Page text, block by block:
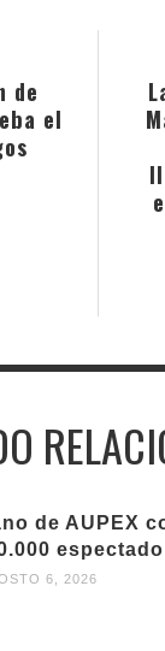
de
el
de AUPEX
6, 2026